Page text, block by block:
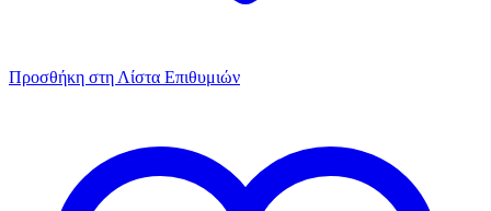
Προσθήκη στη Λίστα Επιθυμιών